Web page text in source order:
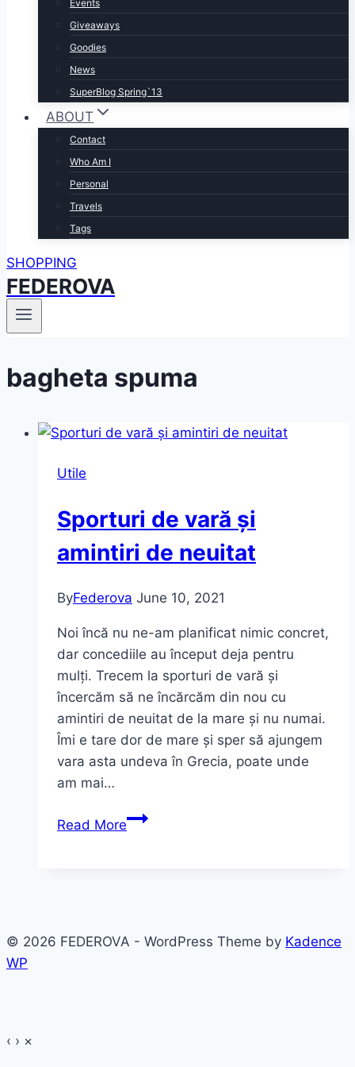
Events
Giveaways
Goodies
News
SuperBlog Spring`13
ABOUT
Contact
Who Am I
Personal
Travels
Tags
SHOPPING
FEDEROVA
bagheta spuma
Utile
Sporturi de vară și
amintiri de neuitat
ByFederova June 10, 2021
Noi încă nu ne-am planificat nimic concret,
dar concediile au început deja pentru
mulți. Trecem la sporturi de vară și
încercăm să ne încărcăm din nou cu
amintiri de neuitat de la mare și nu numai.
Îmi e tare dor de mare și sper să ajungem
vara asta undeva în Grecia, poate unde
am mai…
Read MoreSporturi
neuitat
© 2026 FEDEROVA - WordPress Theme by Kadence
WP
‹ › ×